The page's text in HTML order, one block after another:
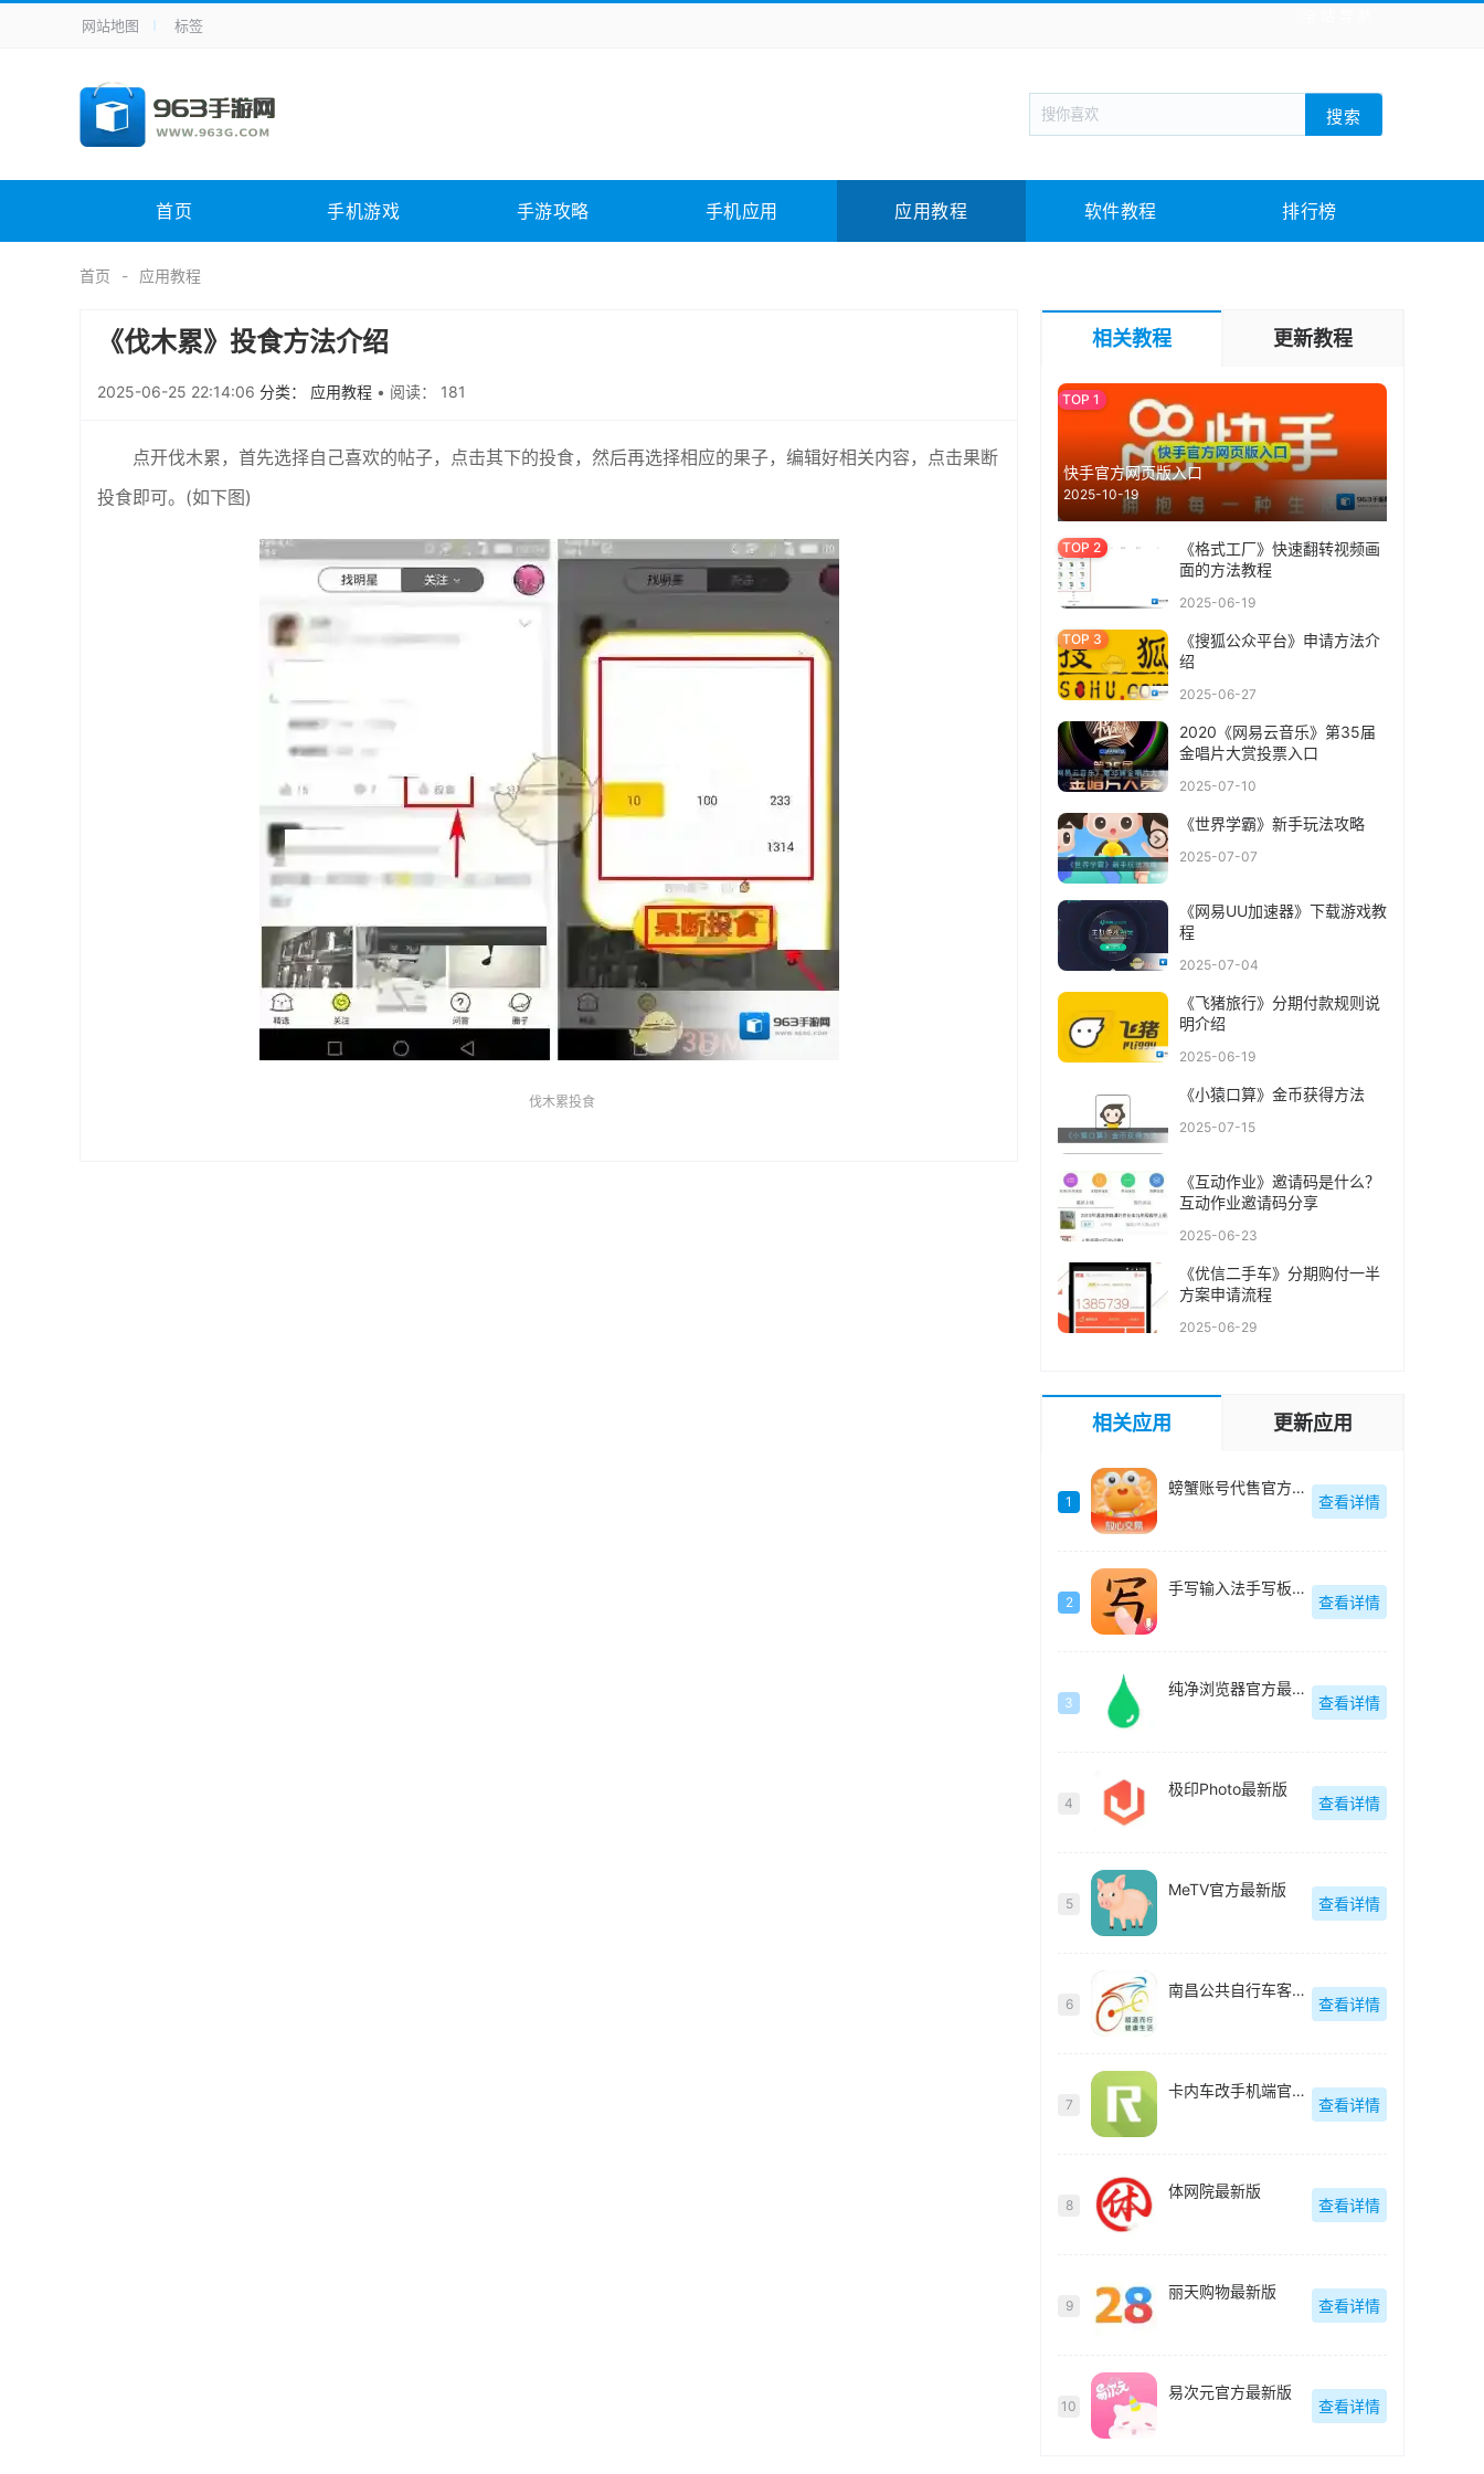
手机应用 新闻阅读 旅游出行 生活实用
手机游戏 体育竞技 战棋游戏 枪战射击 模拟经营
电脑软件 其它类别 图形软件 安全相关 应用软件 影音软件 插件下载 教育教学 游戏娱乐 系统软件 素材下载
未分类 综合其它
网站地图 标签
搜索
首页 手机游戏 手游攻略 手机应用 应用教程 软件教程 排行榜
首页 应用教程
《伐木累》投食方法介绍
2025-06-25 22:14:06 分类： 应用教程 • 阅读： 181
点开伐木累，首先选择自己喜欢的帖子，点击其下的投食，然后再选择相应的果子，编辑好相关内容，点击果断
投食即可。(如下图)
伐木累投食
相关教程 更新教程
快手官方网页版入口
2025-10-19
《格式工厂》快速翻转视频画
面的方法教程
2025-06-19
《搜狐公众平台》申请方法介
绍
2025-06-27
2020《网易云音乐》第35届
金唱片大赏投票入口
2025-07-10
《世界学霸》新手玩法攻略
2025-07-07
《网易UU加速器》下载游戏教
程
2025-07-04
《飞猪旅行》分期付款规则说
明介绍
2025-06-19
《小猿口算》金币获得方法
2025-07-15
《互动作业》邀请码是什么？
互动作业邀请码分享
2025-06-23
《优信二手车》分期购付一半
方案申请流程
2025-06-29
相关应用 更新应用
1
螃蟹账号代售官方最新版
查看详情
2
手写输入法手写板最新版
查看详情
3
纯净浏览器官方最新版
查看详情
4
极印Photo最新版
查看详情
5
MeTV官方最新版
查看详情
6
南昌公共自行车客户端(洪城乐骑行)最新版
查看详情
7
卡内车改手机端官方最新版
查看详情
8
体网院最新版
查看详情
9
丽天购物最新版
查看详情
10
易次元官方最新版
查看详情